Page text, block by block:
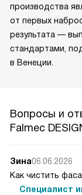
производства
от первых
результата —
стандартами,
в Венеции.
Вопросы и
Falmec
Зина06.06.2026
Как чистить
Специалист